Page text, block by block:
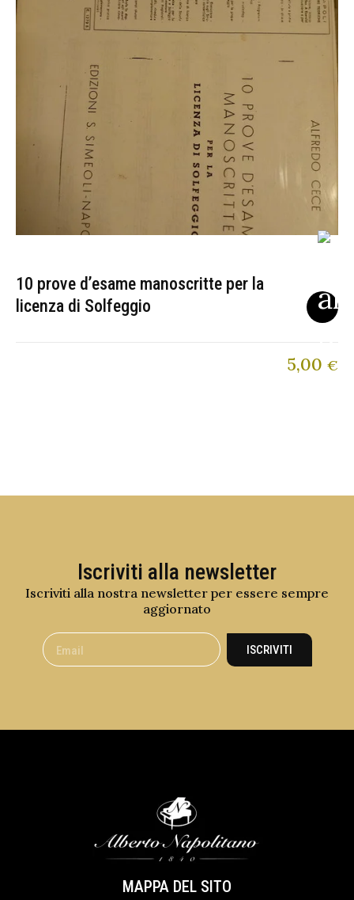
10 prove d’esame manoscritte per la
licenza di Solfeggio
5,00 €
Iscriviti alla newsletter
Iscriviti alla nostra newsletter per essere sempre
aggiornato
ISCRIVITI
MAPPA DEL SITO